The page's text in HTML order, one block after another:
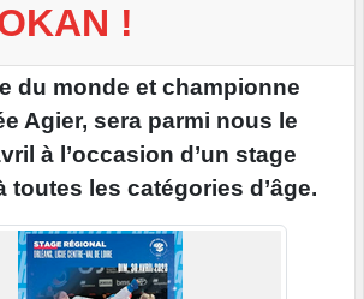
!
du monde et championne
Agier, sera parmi nous le
à l’occasion d’un stage
toutes les catégories d’âge.